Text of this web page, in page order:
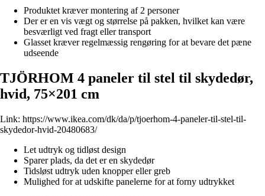
Produktet kræver montering af 2 personer
Der er en vis vægt og størrelse på pakken, hvilket kan være
besværligt ved fragt eller transport
Glasset kræver regelmæssig rengøring for at bevare det pæne
udseende
TJÖRHOM 4 paneler til stel til skydedør,
hvid, 75×201 cm
Link: https://www.ikea.com/dk/da/p/tjoerhom-4-paneler-til-stel-til-
skydedor-hvid-20480683/
Let udtryk og tidløst design
Sparer plads, da det er en skydedør
Tidsløst udtryk uden knopper eller greb
Mulighed for at udskifte panelerne for at forny udtrykket